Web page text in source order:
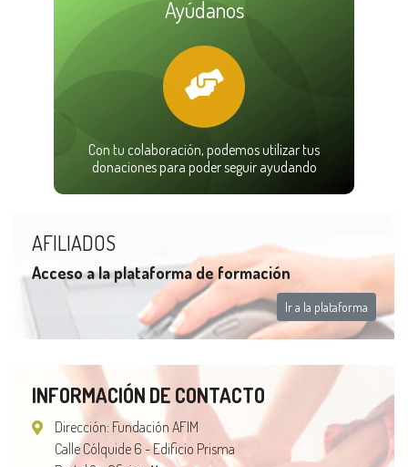
Ayúdanos
Con tu colaboración, podemos utilizar tus
donaciones para poder seguir ayudando
AFILIADOS
Acceso a la plataforma de formación
Ir a la plataforma
INFORMACIÓN DE CONTACTO
Dirección: Fundación AFIM
Calle Cólquide 6 - Edificio Prisma